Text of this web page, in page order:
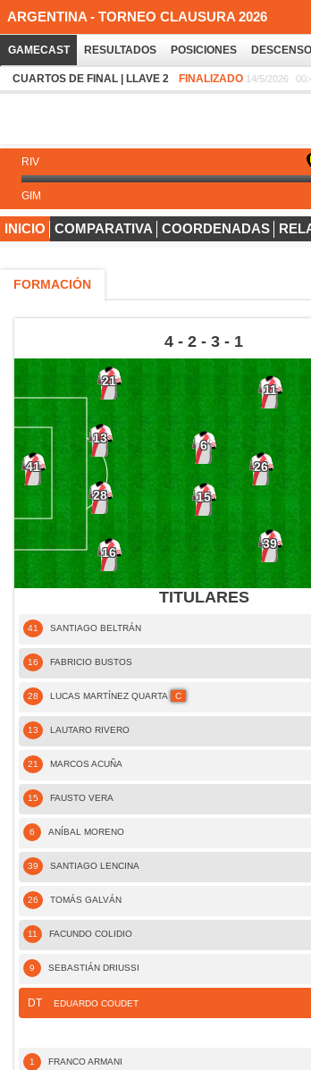
ARGENTINA - TORNEO CLAUSURA 2026
GAMECAST RESULTADOS POSICIONES DESCENSO
CUARTOS DE FINAL | LLAVE 2 FINALIZADO 14/5/2026
RIV
GIM
COORDENADAS
COMPARATIVA
INICIO
FORMACIÓN
4 - 2 - 3 - 1
41
21
13
28
16
6
15
11
26
39
TITULARES
41 SANTIAGO BELTRÁN
16 FABRICIO BUSTOS
28 LUCAS MARTÍNEZ QUARTA C
13 LAUTARO RIVERO
21 MARCOS ACUÑA
15 FAUSTO VERA
6 ANÍBAL MORENO
39 SANTIAGO LENCINA
26 TOMÁS GALVÁN
11 FACUNDO COLIDIO
9 SEBASTIÁN DRIUSSI
DT EDUARDO COUDET
1 FRANCO ARMANI